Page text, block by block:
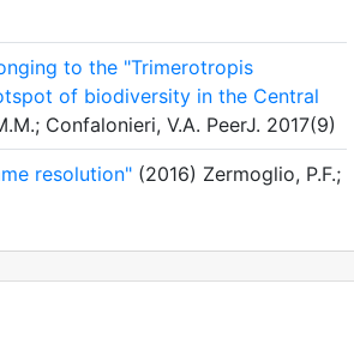
to the "Trimerotropis
of biodiversity in the Central
Confalonieri, V.A. PeerJ. 2017(9)
resolution" (2016) Zermoglio, P.F.;